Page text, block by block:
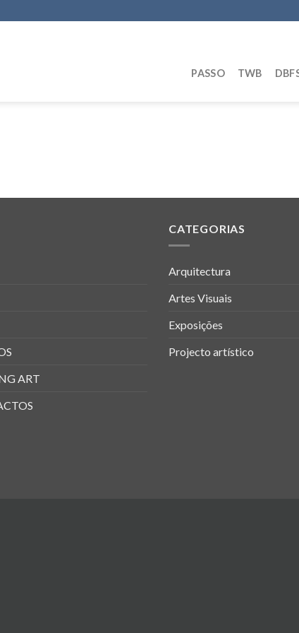
PASSO TWB
ART
CATEGORIAS
Arquitectura
Artes Visuais
Exposições
Projecto artístico